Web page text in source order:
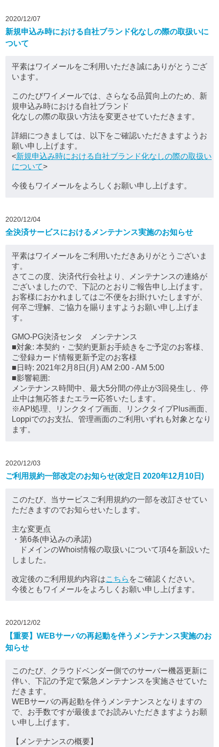
2020/12/07
新規申込み時における自社ブランド化なしの際の取扱いに
ついて
平素はワイメールをご利用いただき誠にありがとうござ
います。
このたびワイメールでは、さらなる品質向上のため、新
規申込み時における自社ブランド
化なしの際の取扱い方法を変更させていただきます。
詳細につきましては、以下をご確認いただきますようお
願い申し上げます。
<新規申込み時における自社ブランド化なしの際の取扱い
について>
今後もワイメールをよろしくお願い申し上げます。
2020/12/04
全決済サービスにおけるメンテナンス実施のお知らせ
平素はワイメールをご利用いただきありがとうございま
す。
さてこの度、決済代行会社より、メンテナンスの連絡が
ございましたので、下記のとおりご報告申し上げます。
お客様におかれましてはご不便をお掛けいたしますが、
何卒ご理解、ご協力を賜りますようお願い申し上げま
す。
GMO-PG決済センタ メンテナンス
■対象: 本契約・ご契約更新お手続きをご予定のお客様、
ご登録カード情報更新予定のお客様
■日時: 2021年2月8日(月) AM 2:00 - AM 5:00
■影響範囲:
メンテナンス時間中、最大5分間の停止が3回発生し、停
止中は無応答またエラー応答いたします。
※API処理、リンクタイプ画面、リンクタイプPlus画面、
Loppiでのお支払、管理画面のご利用いずれも対象となり
ます。
2020/12/03
ご利用規約一部改定のお知らせ(改定日 2020年12月10日)
このたび、当サービスご利用規約の一部を改訂させてい
ただきますのでお知らせいたします。
主な変更点
・第6条(申込みの承諾)
ドメインのWhois情報の取扱いについて項4を新設いた
しました。
改定後のご利用規約内容はこちら をご確認ください。
今後ともワイメールをよろしくお願い申し上げます。
2020/12/02
【重要】WEBサーバの再起動を伴うメンテナンス実施のお
知らせ
このたび、クラウドベンダー側でのサーバー機器更新に
伴い、下記の予定で緊急メンテナンスを実施させていた
だきます。
WEBサーバの再起動を伴うメンテナンスとなりますの
で、お手数ですが最後までお読みいただきますようお願
い申し上げます。
【メンテナンスの概要】